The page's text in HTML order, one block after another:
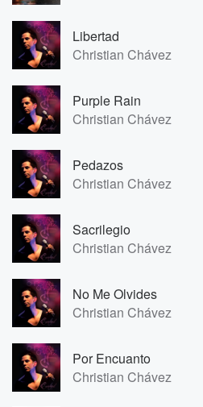
Libertad
Christian Chávez
Purple Rain
Christian Chávez
Pedazos
Christian Chávez
Sacrilegio
Christian Chávez
No Me Olvides
Christian Chávez
Por Encuanto
Christian Chávez